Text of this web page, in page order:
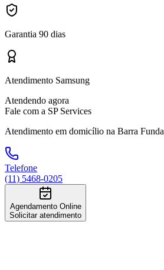
Garantia 90 dias
Atendimento Samsung
Atendendo agora
Fale com a SP Services
Atendimento em domicílio na Barra Funda
Telefone
(11) 5468-0205
Agendamento Online
Solicitar atendimento